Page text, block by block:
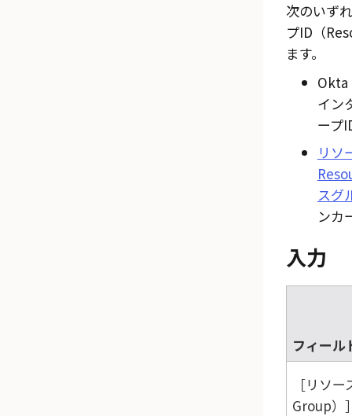
次のいず
プID（
ます。
Okta
イン
ープ
リソ
スグ
ンカ
入力
フィール
リソー
Group）